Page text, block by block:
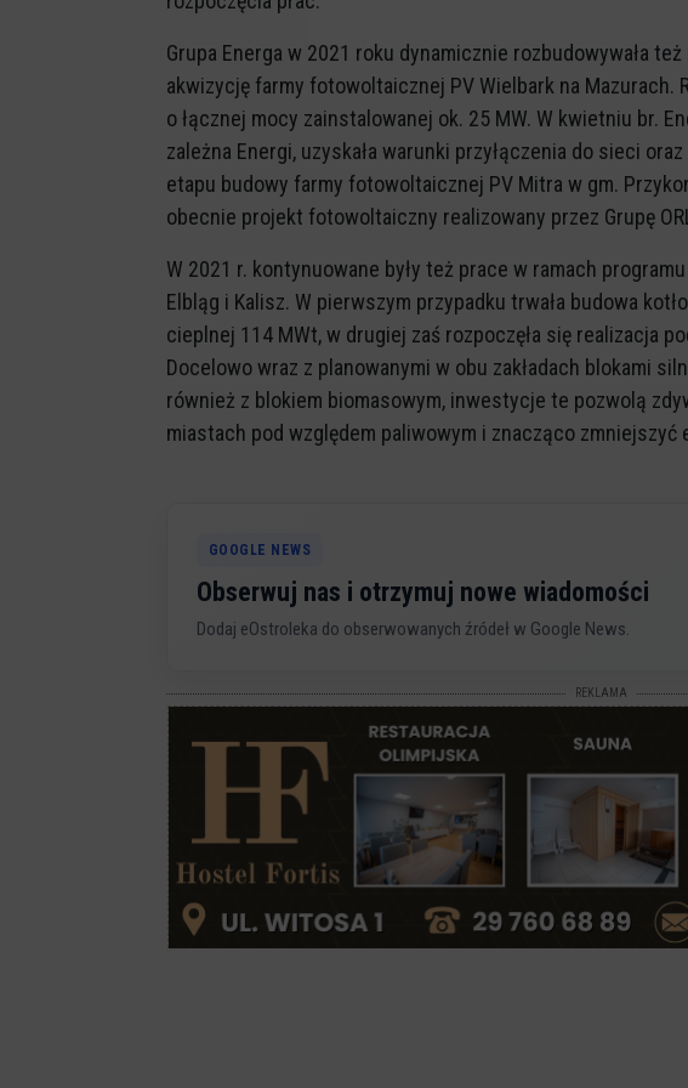
Grupa Energa w 2021 roku dynamicznie rozbudowywała też
akwizycję farmy fotowoltaicznej PV Wielbark na Mazurach.
o łącznej mocy zainstalowanej ok. 25 MW. W kwietniu br.
zależna Energi, uzyskała warunki przyłączenia do sieci
etapu budowy farmy fotowoltaicznej PV Mitra w gm.
obecnie projekt fotowoltaiczny realizowany przez Grupę
W 2021 r. kontynuowane były też prace w ramach
Elbląg i Kalisz. W pierwszym przypadku trwała budowa
cieplnej 114 MWt, w drugiej zaś rozpoczęła się realizacja
Docelowo wraz z planowanymi w obu zakładach blokami
również z blokiem biomasowym, inwestycje te pozwolą
miastach pod względem paliwowym i znacząco zmniejszyć
GOOGLE NEWS
Obserwuj nas i otrzymuj nowe wiadomości
Dodaj eOstroleka do obserwowanych źródeł w Google News.
REKLAMA